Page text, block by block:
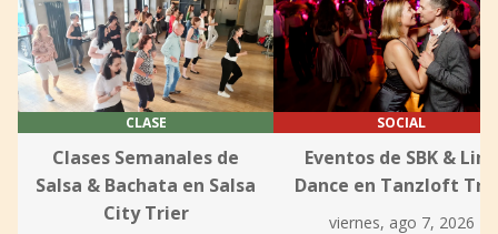
CLASE
Clases Semanales de
Salsa & Bachata en Salsa
City Trier
SOCIAL
Eventos de SBK & Line
Dance en Tanzloft
viernes, ago 7, 2026